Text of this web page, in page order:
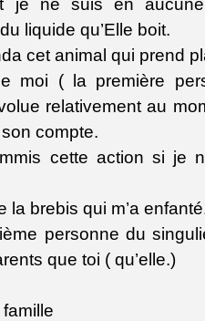
du liquide qu’Elle
cet animal qui prend
moi ( la première
relativement au
compte.
cette action si je
brebis qui m’a
personne du
que toi ( qu’elle.)